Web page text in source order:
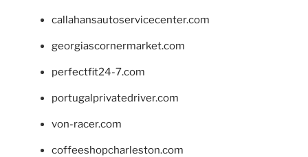
callahansautoservicecenter.com
georgiascornermarket.com
perfectfit24-7.com
portugalprivatedriver.com
von-racer.com
coffeeshopcharleston.com